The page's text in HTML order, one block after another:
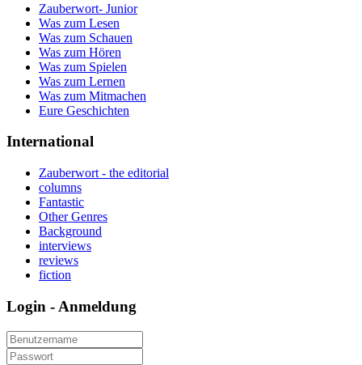
Zauberwort- Junior
Was zum Lesen
Was zum Schauen
Was zum Hören
Was zum Spielen
Was zum Lernen
Was zum Mitmachen
Eure Geschichten
International
Zauberwort - the editorial
columns
Fantastic
Other Genres
Background
interviews
reviews
fiction
Login - Anmeldung